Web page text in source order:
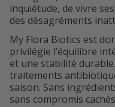
inquiétude, de vivre
des désagréments
My Flora Biotics est
privilégie l’équilibre
et une stabilité
traitements
saison. Sans
sans compromis